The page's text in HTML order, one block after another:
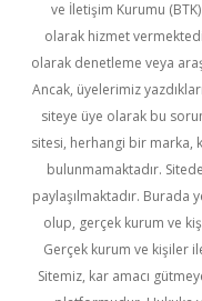
ve İletişim Kurumu
olarak hizmet
olarak denetleme veya
Ancak, üyelerimiz
siteye üye olarak bu
sitesi, herhangi bir marka,
bulunmamaktadır.
paylaşılmaktadır. Burada
olup, gerçek kurum ve
Gerçek kurum ve kişiler
Sitemiz, kar amacı